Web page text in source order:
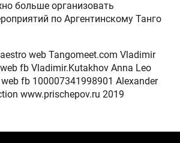
больше организовать
по Аргентинскому Танго
web Tangomeet.com Vladimir
fb Vladimir.Kutakhov Anna Leo
fb 100007341998901 Alexander
www.prischepov.ru 2019